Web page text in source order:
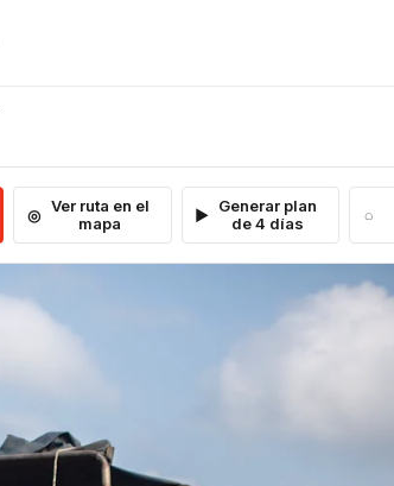
Ver ruta en el
mapa
Generar plan
de 4 días